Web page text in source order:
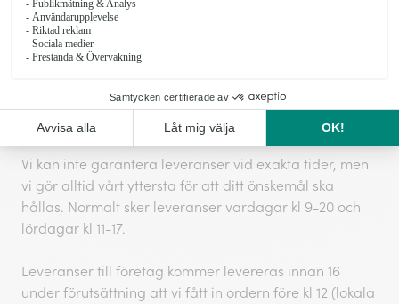
Leveransinformation Blommogram
Vi kan inte garantera leveranser vid exakta tider, men
vi gör alltid vårt yttersta för att ditt önskemål ska
hållas. Normalt sker leveranser vardagar kl 9-20 och
lördagar kl 11-17.
Leveranser till företag kommer levereras innan 16
under förutsättning att vi fått in ordern före kl 12 (lokala